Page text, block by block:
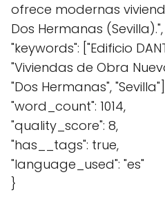
ofrece modernas
Dos Hermanas (Sevilla).",
"keywords": ["Edificio
"Viviendas de Obra
"Dos Hermanas",
"word_count": 1014,
"quality_score": 8,
"has__tags": true,
"language_used": "es"
}